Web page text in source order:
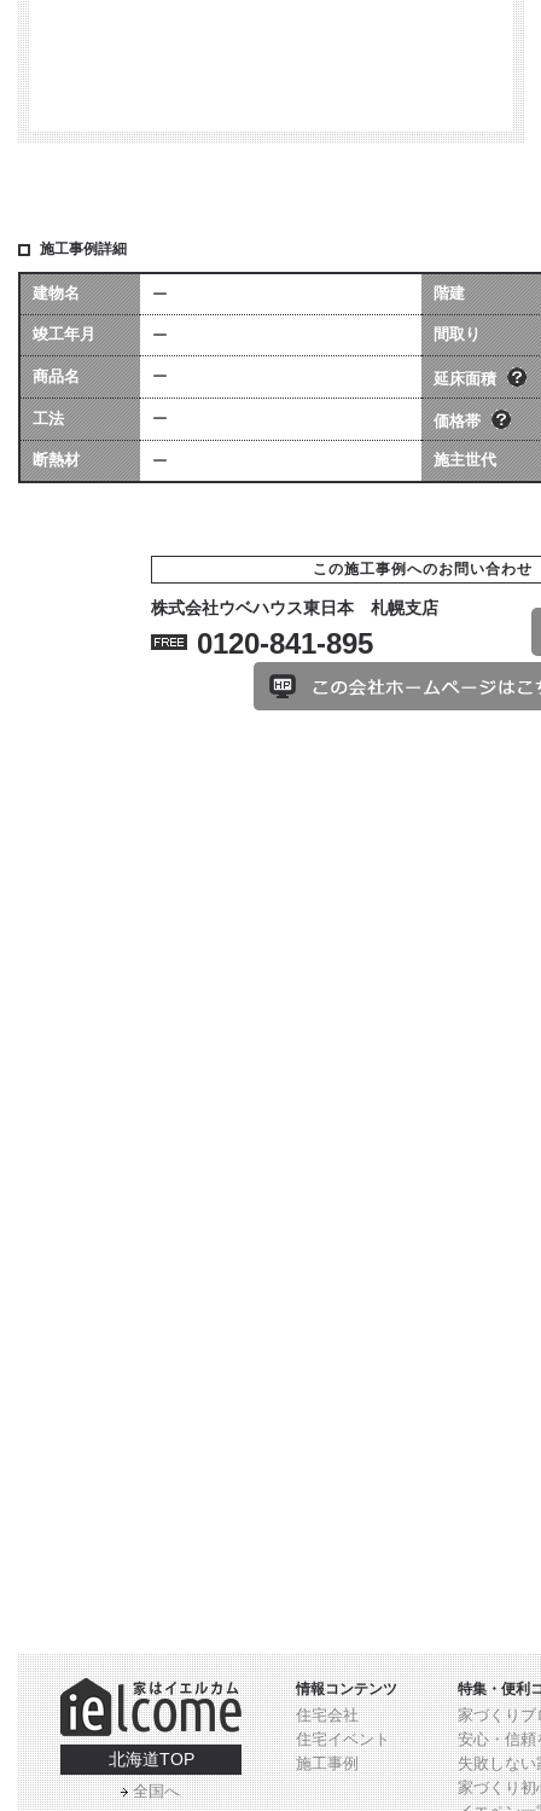
施工事例詳細
建物名 ー 階建
竣工年月 ー 間取り
商品名 ー 延床面積
坪数は会社によって
異なる場合がありま
工法 ー 価格帯
価格には、建物本体価
用（暖房工事・換気工
[照明込]・給排水工事[宅
ます。
断熱材 ー 施主世代
この施工事例へのお問い合わせ
株式会社ウベハウス東日本 札幌支店
0120-841-895
北海道TOP
全国へ
情報コンテンツ
住宅会社
住宅イベント
施工事例
特集・便利
家づくりブ
安心・信頼
失敗しない
家づくり初